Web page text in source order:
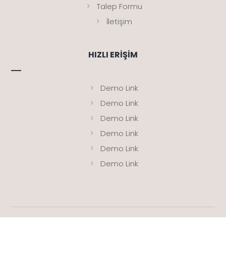
Talep Formu
İletişim
HIZLI ERIŞIM
Demo Link
Demo Link
Demo Link
Demo Link
Demo Link
Demo Link